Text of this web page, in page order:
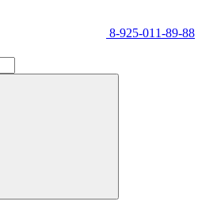
8-925-011-89-88